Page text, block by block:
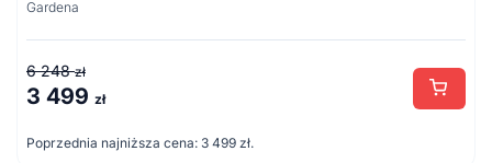
Gardena
6 248zł
Pierwotna
wynosiła:
3 499 zł
Aktualna
wynosi:
Poprzednia najniższa cena: 3 499 zł.